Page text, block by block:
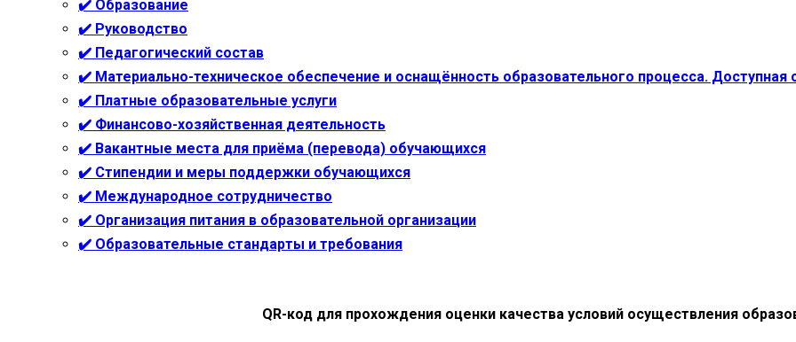
✔️ Образование
✔️ Руководство
✔️ Педагогический состав
✔️ Материально-техническое обеспечение и оснащённость образовательного процесса. Доступная
✔️ Платные образовательные услуги
✔️ Финансово-хозяйственная деятельность
✔️ Вакантные места для приёма (перевода) обучающихся
✔️ Стипендии и меры поддержки обучающихся
✔️ Международное сотрудничество
✔️ Организация питания в образовательной организации
✔️ Образовательные стандарты и требования
QR-код для прохождения оценки качества условий осуществления